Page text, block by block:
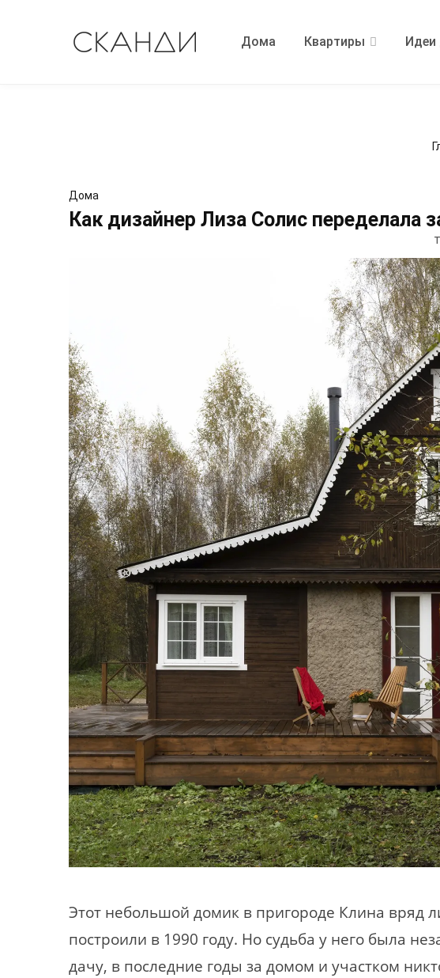
Дома Квартиры Идеи
Дома
Как дизайнер Лиза Солис
Этот небольшой домик в пригороде Клина вряд
построили в 1990 году. Но судьба у него была
дачу, в последние годы за домом и участком